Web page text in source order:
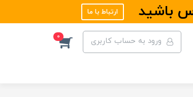
باشید ارتباط با ما
ورود به حساب کاربری 0